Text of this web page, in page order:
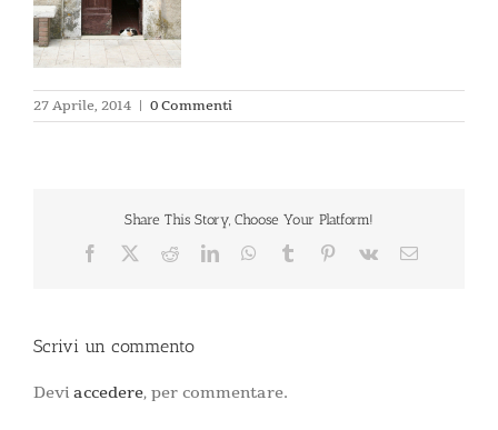
27 Aprile, 2014 | 0 Commenti
Share This Story, Choose Your Platform!
Facebook RedditLinkedInWhatsApp
Tumblr Pinterest
Vk Email
Scrivi un commento
Devi accedere, per commentare.